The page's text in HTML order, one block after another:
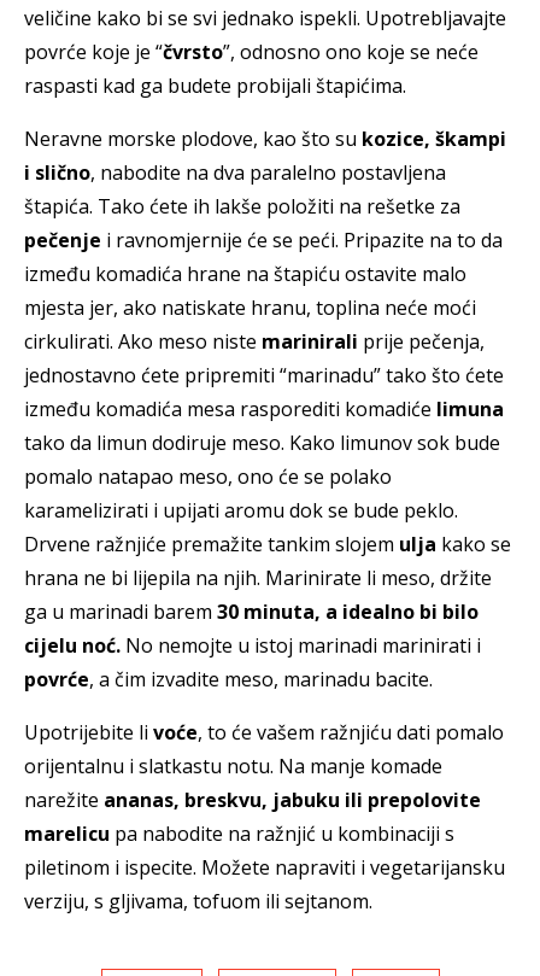
veličine kako bi se svi jednako ispekli. Upotrebljavajte
povrće koje je “čvrsto”, odnosno ono koje se neće
raspasti kad ga budete probijali štapićima.
Neravne morske plodove, kao što su kozice, škampi
i slično, nabodite na dva paralelno postavljena
štapića. Tako ćete ih lakše položiti na rešetke za
pečenje i ravnomjernije će se peći. Pripazite na to da
između komadića hrane na štapiću ostavite malo
mjesta jer, ako natiskate hranu, toplina neće moći
cirkulirati. Ako meso niste marinirali prije pečenja,
jednostavno ćete pripremiti “marinadu” tako što ćete
između komadića mesa rasporediti komadiće limuna
tako da limun dodiruje meso. Kako limunov sok bude
pomalo natapao meso, ono će se polako
karamelizirati i upijati aromu dok se bude peklo.
Drvene ražnjiće premažite tankim slojem ulja kako se
hrana ne bi lijepila na njih. Marinirate li meso, držite
ga u marinadi barem 30 minuta, a idealno bi bilo
cijelu noć. No nemojte u istoj marinadi marinirati i
povrće, a čim izvadite meso, marinadu bacite.
Upotrijebite li voće, to će vašem ražnjiću dati pomalo
orijentalnu i slatkastu notu. Na manje komade
narežite ananas, breskvu, jabuku ili prepolovite
marelicu pa nabodite na ražnjić u kombinaciji s
piletinom i ispecite. Možete napraviti i vegetarijansku
verziju, s gljivama, tofuom ili sejtanom.